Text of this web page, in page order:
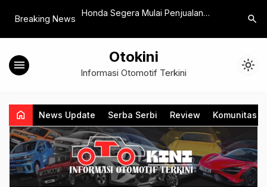
Breaking News
Penggerak
Honda Segera Mulai Penjualan
di Jepang
Suzuki
search
menu Otokini
Informasi Otomotif Terkini light_mode
home News Update Serba Serbi Review Komunitas